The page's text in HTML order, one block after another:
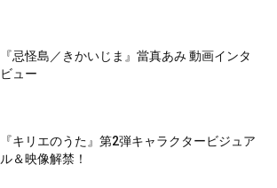
『忌怪島／きかいじま』當真あみ 動画インタ
ビュー
『キリエのうた』第2弾キャラクタービジュア
ル＆映像解禁！